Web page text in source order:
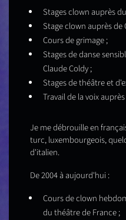
Stages clown auprès
Stage clown auprès de
Cours de grimage ;
Stages de danse
Claude Coldy ;
Stages de théâtre et
Travail de la voix
Je me débrouille en
turc, luxembourgeois,
d'italien.
De 2004 à aujourd'hui :
Cours de clown
du théâtre de France ;